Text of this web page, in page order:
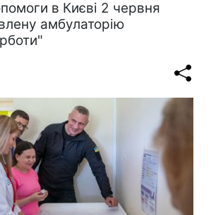
в Києві 2 червня
амбулаторію